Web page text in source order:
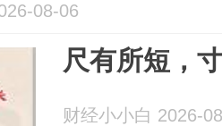
08-06
尺有所短，
财经小小白 2026-